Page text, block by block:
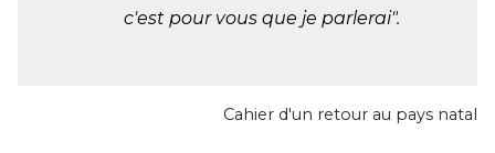
c'est pour vous que je parlerai".
Cahier d'un retour au pays natal